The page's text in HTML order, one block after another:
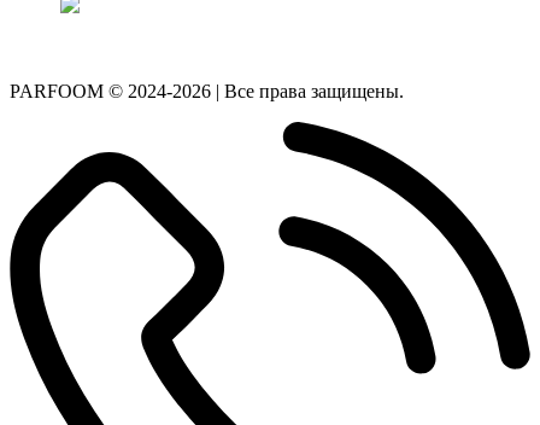
PARFOOM © 2024-2026 | Все права защищены.